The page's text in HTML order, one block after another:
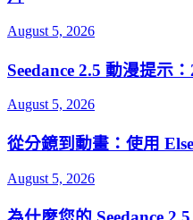
August 5, 2026
Seedance 2.5 動漫提示
August 5, 2026
從分鏡到動畫：使用
August 5, 2026